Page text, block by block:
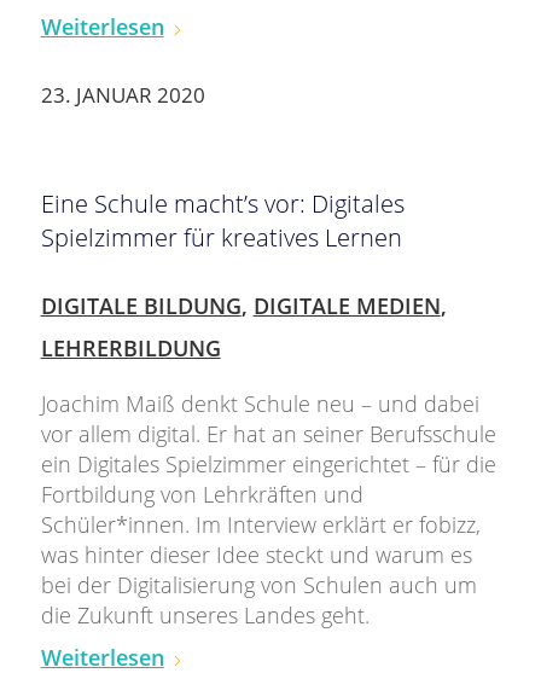
Weiterlesen
23. JANUAR 2020
Eine Schule macht’s vor: Digitales
Spielzimmer für kreatives Lernen
DIGITALE BILDUNG, DIGITALE MEDIEN,
LEHRERBILDUNG
Joachim Maiß denkt Schule neu – und dabei
vor allem digital. Er hat an seiner Berufsschule
ein Digitales Spielzimmer eingerichtet – für die
Fortbildung von Lehrkräften und
Schüler*innen. Im Interview erklärt er fobizz,
was hinter dieser Idee steckt und warum es
bei der Digitalisierung von Schulen auch um
die Zukunft unseres Landes geht.
Weiterlesen